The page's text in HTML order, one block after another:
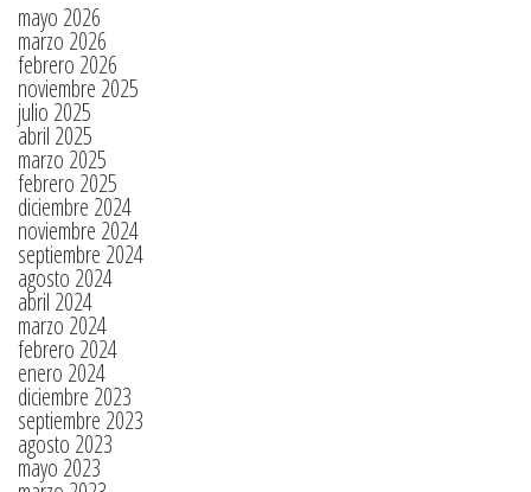
mayo 2026
marzo 2026
febrero 2026
noviembre 2025
julio 2025
abril 2025
marzo 2025
febrero 2025
diciembre 2024
noviembre 2024
septiembre 2024
agosto 2024
abril 2024
marzo 2024
febrero 2024
enero 2024
diciembre 2023
septiembre 2023
agosto 2023
mayo 2023